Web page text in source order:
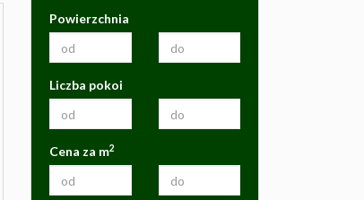
Powierzchnia
Liczba pokoi
Cena za m2